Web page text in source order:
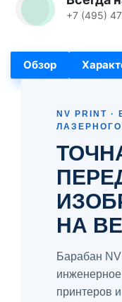
+7 (495)
Обзор
NV PRINT
НА
Барабан
принтеров